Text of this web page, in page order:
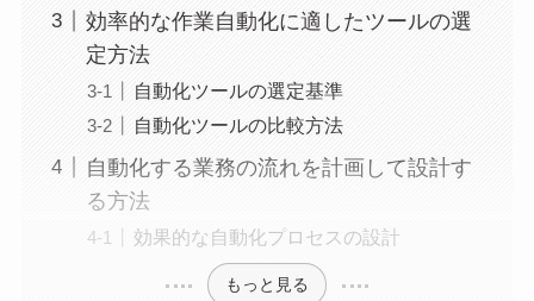
効率的な作業自動化に適したツールの選
定方法
自動化ツールの選定基準
自動化ツールの比較方法
自動化する業務の流れを計画して設計す
る方法
効果的な自動化プロセスの設計
もっと見る